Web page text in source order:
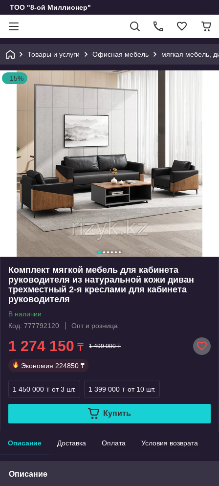
ТОО "8-ой Миллионер"
Товары и услуги Офисная мебель мягкая мебель,
–15%
Комплект мягкой мебель для кабинета
руководителя из натуральной кожи диван
трехместный 2-я креслами для кабинета
руководителя
В наличии
Код: 777792120
Опт и розница
1 274 150 ₸ 1 499 000 ₸
Экономия 224850 ₸
1 450 000 ₸ от 3 шт. 1 399 000 ₸ от 10 шт.
Купить
Описание Доставка Оплата Условия возврата
Описание